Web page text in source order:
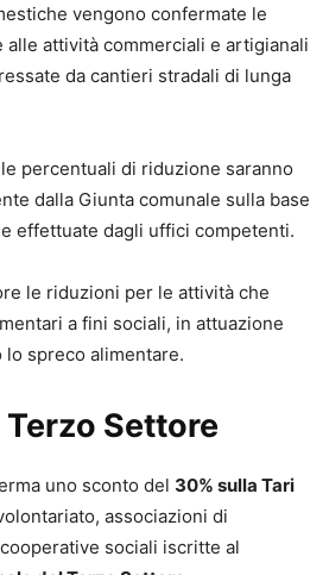
vengono confermate le
alle attività commerciali e artigianali
da cantieri stradali di lunga
percentuali di riduzione saranno
dalla Giunta comunale sulla base
effettuate dagli uffici competenti.
le riduzioni per le attività che
a fini sociali, in attuazione
spreco alimentare.
Settore
uno sconto del 30% sulla Tari
associazioni di
sociali iscritte al